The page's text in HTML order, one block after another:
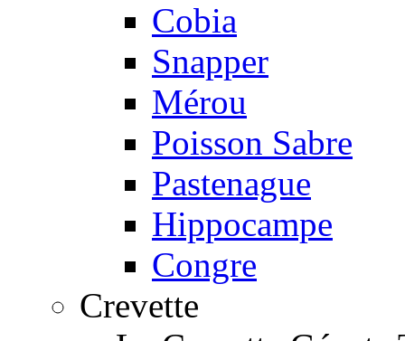
Cobia
Snapper
Mérou
Poisson Sabre
Pastenague
Hippocampe
Congre
Crevette